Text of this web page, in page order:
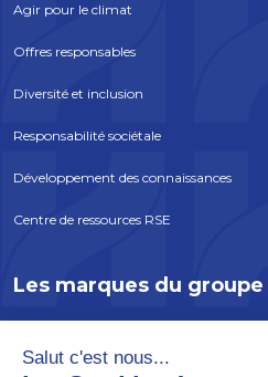
Agir pour le climat
Offres responsables
Diversité et inclusion
Responsabilité sociétale
Développement des connaissances
Centre de ressources RSE
Les marques du groupe